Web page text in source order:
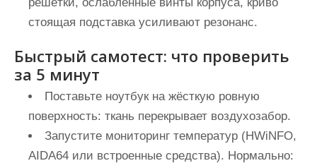
стоящая подставка усиливают резонанс.
Быстрый самотест: что проверить
за 5 минут
Поставьте ноутбук на жёсткую ровную
поверхность: ткань перекрывает воздухозабор.
Запустите мониторинг температур (HWiNFO,
AIDA64 или встроенные средства). Нормально: